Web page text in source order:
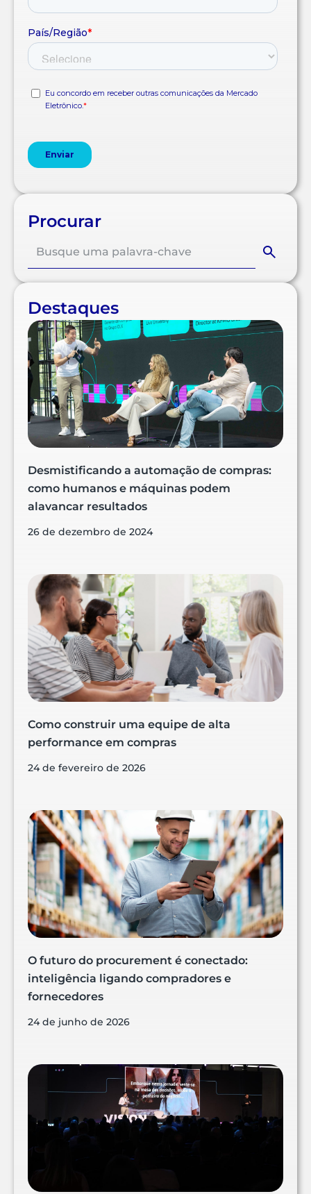
Procurar
Destaques
Desmistificando a automação de compras:
como humanos e máquinas podem
alavancar resultados
26 de dezembro de 2024
Como construir uma equipe de alta
performance em compras
24 de fevereiro de 2026
O futuro do procurement é conectado:
inteligência ligando compradores e
fornecedores
24 de junho de 2026